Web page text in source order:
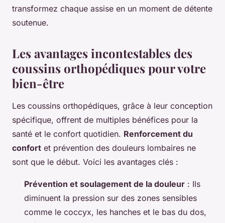
transformez chaque assise en un moment de détente
soutenue.
Les avantages incontestables des
coussins orthopédiques pour votre
bien-être
Les coussins orthopédiques, grâce à leur conception
spécifique, offrent de multiples bénéfices pour la
santé et le confort quotidien. Renforcement du
confort et prévention des douleurs lombaires ne
sont que le début. Voici les avantages clés :
Prévention et soulagement de la douleur : Ils
diminuent la pression sur des zones sensibles
comme le coccyx, les hanches et le bas du dos,